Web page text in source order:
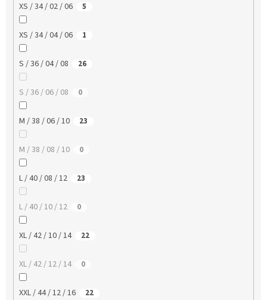
XS / 34 / 02 / 06 5
XS / 34 / 04 / 06 1
S / 36 / 04 / 08 26
S / 36 / 06 / 08 0
M / 38 / 06 / 10 23
M / 38 / 08 / 10 0
L / 40 / 08 / 12 23
L / 40 / 10 / 12 0
XL / 42 / 10 / 14 22
XL / 42 / 12 / 14 0
XXL / 44 / 12 / 16 22